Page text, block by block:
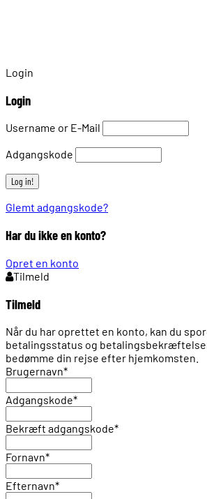
Login
Login
Username or E-Mail
Adgangskode
Glemt adgangskode?
Har du ikke en konto?
Opret en konto
Tilmeld
Tilmeld
Når du har oprettet en konto, kan du
betalingsstatus og
bedømme din rejse efter hjemkomsten.
Brugernavn*
Adgangskode*
Bekræft adgangskode*
Fornavn*
Efternavn*